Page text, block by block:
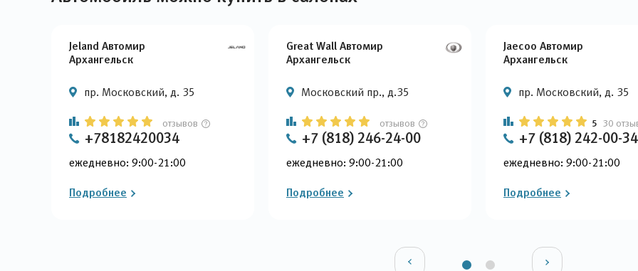
Jeland Автомир
Архангельск
пр. Московский, д. 35
отзывов
+78182420034
ежедневно: 9:00-21:00
Подробнее
Great Wall Автомир
Архангельск
Московский пр., д.35
отзывов
+7 (818) 246-24-00
ежедневно: 9:00-21:00
Подробнее
Jaecoo Автомир
Архангельск
пр. Московский, д. 35
5 30
+7 (818) 242-00-34
ежедневно: 9:00-21:00
Подробнее